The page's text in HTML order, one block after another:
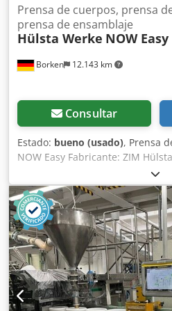
Borken 12.143 km
Prensa de cuerpos, prensa
prensa de ensamblaje
Hülsta Werke NOW Easy
Consultar
Estado: bueno (usado), Prensa
NOW Easy Fabricante: ZIM
Easy N.º de serie: 380125028
260 x 1100 mm 2 apoyos
de prensado superiores,
Beckoff Transportador de
de rodillos: 500 mm Credpfx
totales (An x Pr x Al): 3300 x 1800
disponible a través de nuestro
konzept.leasingo.de ¡Más
disponibles en nuestra tienda!
internacional bajo consulta!